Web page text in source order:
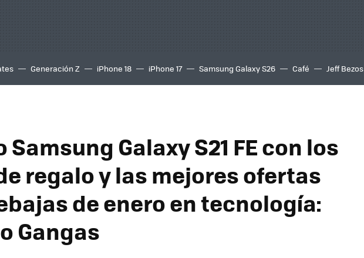
Generación Z iPhone 18 iPhone 17 Samsung Galaxy S26 Café Jeff Bezos
Samsung Galaxy S21 FE con los
regalo y las mejores ofertas
de enero en tecnología:
Gangas